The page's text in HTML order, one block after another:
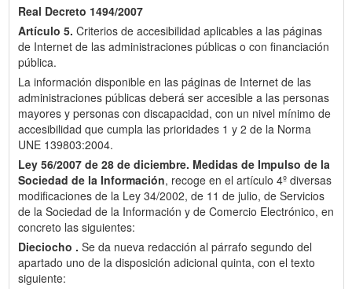
Real Decreto 1494/2007
Artículo 5. Criterios de accesibilidad aplicables a las páginas
de Internet de las administraciones públicas o con financiación
pública.
La información disponible en las páginas de Internet de las
administraciones públicas deberá ser accesible a las personas
mayores y personas con discapacidad, con un nivel mínimo de
accesibilidad que cumpla las prioridades 1 y 2 de la Norma
UNE 139803:2004.
Ley 56/2007 de 28 de diciembre. Medidas de Impulso de la
Sociedad de la Información, recoge en el artículo 4º diversas
modificaciones de la Ley 34/2002, de 11 de julio, de Servicios
de la Sociedad de la Información y de Comercio Electrónico, en
concreto las siguientes:
Dieciocho . Se da nueva redacción al párrafo segundo del
apartado uno de la disposición adicional quinta, con el texto
siguiente: